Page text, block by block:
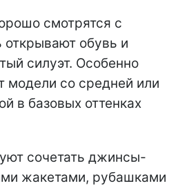
смотрятся с
открывают обувь и
силуэт. Особенно
модели со средней или
в базовых оттенках
сочетать джинсы-
жакетами, рубашками